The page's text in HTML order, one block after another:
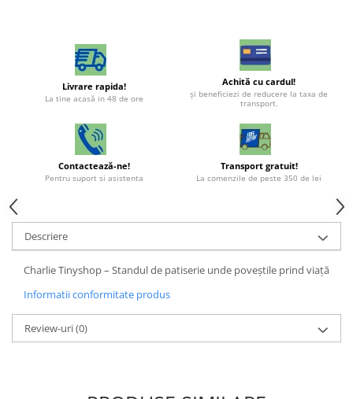
Livrare rapida!
La tine acasă in 48 de ore
Achită cu cardul!
şi beneficiezi de reducere la taxa de
transport.
Contactează-ne!
Pentru suport si asistenta
Transport gratuit!
La comenzile de peste 350 de lei
Descriere
Charlie Tinyshop – Standul de patiserie unde poveștile prind viață
Informatii conformitate produs
Review-uri(0)